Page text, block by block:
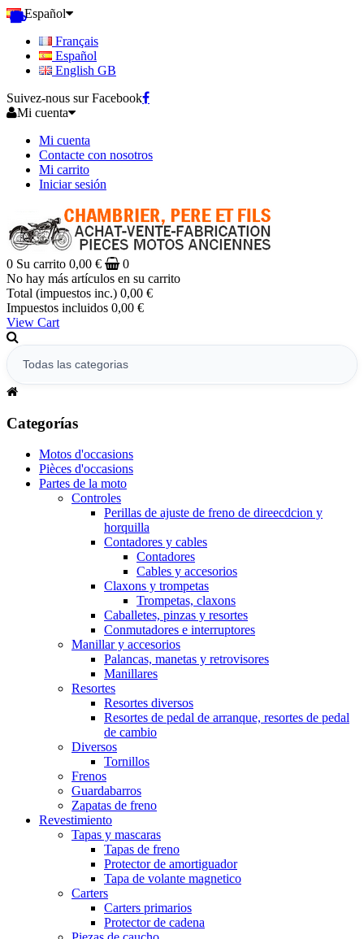
Español
Français
Español
English GB
Suivez-nous sur Facebook
Mi cuenta
Mi cuenta
Contacte con nosotros
Mi carrito
Iniciar sesión
0 Su carrito 0,00 €
0
No hay más artículos en su carrito
Total (impuestos inc.) 0,00 €
Impuestos incluidos 0,00 €
View Cart
Categorías
Motos d'occasions
Pièces d'occasions
Partes de la moto
Controles
Perillas de ajuste de freno de direecdcion y
horquilla
Contadores y cables
Contadores
Cables y accesorios
Claxons y trompetas
Trompetas, claxons
Caballetes, pinzas y resortes
Conmutadores e interruptores
Manillar y accesorios
Palancas, manetas y retrovisores
Manillares
Resortes
Resortes diversos
Resortes de pedal de arranque, resortes de pedal
de cambio
Diversos
Tornillos
Frenos
Guardabarros
Zapatas de freno
Revestimiento
Tapas y mascaras
Tapas de freno
Protector de amortiguador
Tapa de volante magnetico
Carters
Carters primarios
Protector de cadena